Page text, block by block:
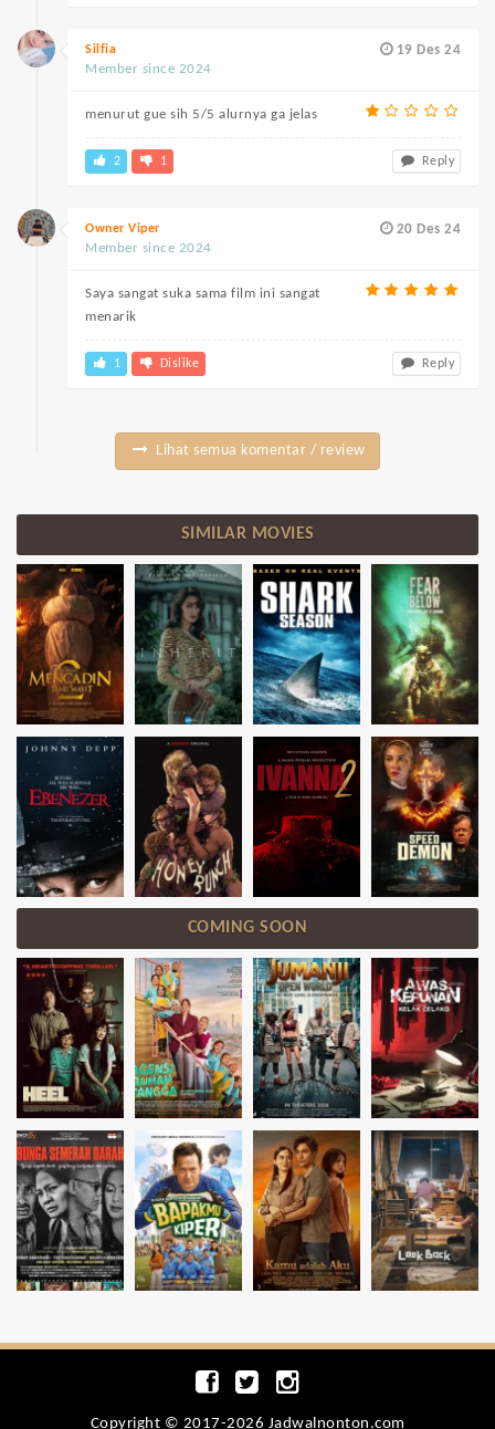
19 Des 24
Silfia
Member since 2024
menurut gue sih 5/5 alurnya ga jelas
2 1 Reply
20 Des 24
Owner Viper
Member since 2024
Saya sangat suka sama film ini sangat
menarik
1 Dislike Reply
Lihat semua komentar / review
SIMILAR MOVIES
COMING SOON
Copyright © 2017-2026 Jadwalnonton.com